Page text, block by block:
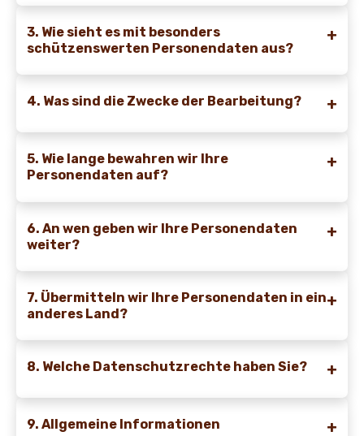
3. Wie sieht es mit besonders
schützenswerten Personendaten aus?
4. Was sind die Zwecke der Bearbeitung?
5. Wie lange bewahren wir Ihre
Personendaten auf?
6. An wen geben wir Ihre Personendaten
weiter?
7. Übermitteln wir Ihre Personendaten in ein
anderes Land?
8. Welche Datenschutzrechte haben Sie?
9. Allgemeine Informationen